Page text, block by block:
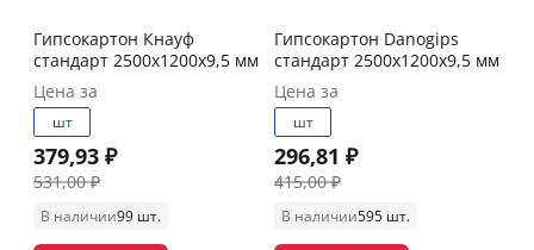
Гипсокартон Кнауф
стандарт 2500х1200х9,5 мм
Цена за
шт
379,93 ₽
531,00 ₽
В наличии99 шт.
Гипсокартон Danogips
стандарт 2500х1200х9,5 мм
Цена за
шт
296,81 ₽
415,00 ₽
В наличии595 шт.